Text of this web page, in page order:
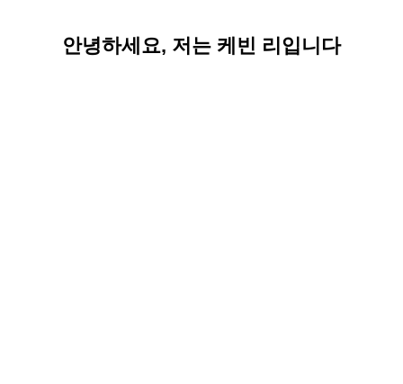
안녕하세요, 저는 케빈 리입니다